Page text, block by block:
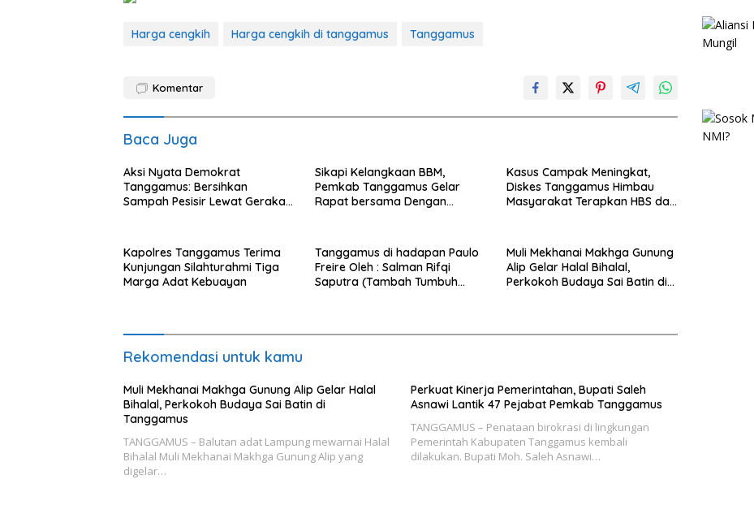
Harga cengkih Harga cengkih di tanggamus Tanggamus
Komentar
Baca Juga
Aksi Nyata Demokrat
Tanggamus: Bersihkan
Sampah Pesisir Lewat Gerakan
Sikapi Kelangkaan BBM,
Pemkab Tanggamus Gelar
Rapat bersama Dengan
Kasus Campak Meningkat,
Diskes Tanggamus Himbau
Masyarakat Terapkan HBS dan
Kapolres Tanggamus Terima
Kunjungan Silahturahmi Tiga
Marga Adat Kebuayan
Tanggamus di hadapan Paulo
Freire Oleh : Salman Rifqi
Saputra (Tambah Tumbuh
Muli Mekhanai Makhga Gunung
Alip Gelar Halal Bihalal,
Perkokoh Budaya Sai Batin di
Rekomendasi untuk kamu
Muli Mekhanai Makhga Gunung Alip Gelar Halal
Bihalal, Perkokoh Budaya Sai Batin di
Tanggamus
TANGGAMUS – Balutan adat Lampung mewarnai Halal
Bihalal Muli Mekhanai Makhga Gunung Alip yang
digelar…
Perkuat Kinerja Pemerintahan, Bupati Saleh
Asnawi Lantik 47 Pejabat Pemkab Tanggamus
TANGGAMUS – Penataan birokrasi di lingkungan
Pemerintah Kabupaten Tanggamus kembali
dilakukan. Bupati Moh. Saleh Asnawi…